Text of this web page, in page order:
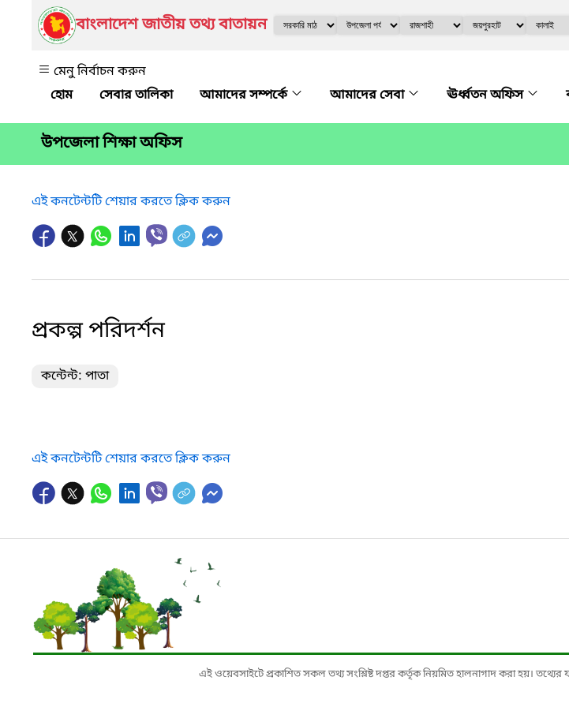
বাংলাদেশ জাতীয় তথ্য বাতায়ন
মেনু নির্বাচন করুন
সেবার তালিকা
আমাদের সম্পর্কে আমাদের সেবা ঊর্ধ্বতন অফিস
উপজেলা শিক্ষা অফিস
এই কনটেন্টটি শেয়ার করতে ক্লিক করুন
প্রকল্প পরিদর্শন
কন্টেন্ট: পাতা
এই কনটেন্টটি শেয়ার করতে ক্লিক করুন
এই ওয়েবসাইটে প্রকাশিত সকল তথ্য সংশ্লিষ্ট দপ্তর কর্তৃক নিয়মিত হালনাগাদ করা হয়। তথ্যের